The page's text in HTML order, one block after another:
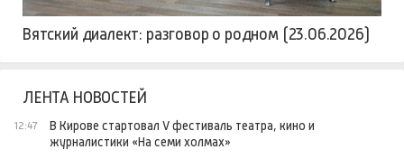
Вятский диалект: разговор о родном (23.06.2026)
ЛЕНТА НОВОСТЕЙ
12:47
В Кирове стартовал V фестиваль театра, кино и
журналистики «На семи холмах»